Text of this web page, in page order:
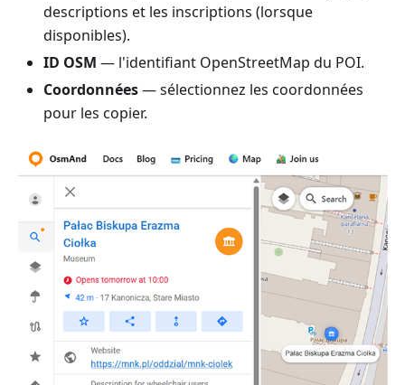
descriptions et les inscriptions (lorsque
disponibles).
ID OSM — l'identifiant OpenStreetMap du POI.
Coordonnées— sélectionnez les coordonnées
pour les copier.